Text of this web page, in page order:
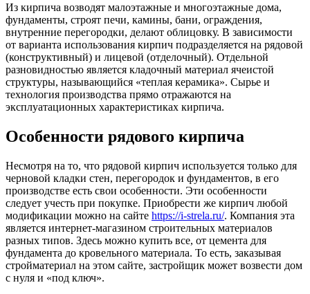
Из кирпича возводят малоэтажные и многоэтажные дома,
фундаменты, строят печи, камины, бани, ограждения,
внутренние перегородки, делают облицовку. В зависимости
от варианта использования кирпич подразделяется на рядовой
(конструктивный) и лицевой (отделочный). Отдельной
разновидностью является кладочный материал ячеистой
структуры, называющийся «теплая керамика». Сырье и
технология производства прямо отражаются на
эксплуатационных характеристиках кирпича.
Особенности рядового кирпича
Несмотря на то, что рядовой кирпич используется только для
черновой кладки стен, перегородок и фундаментов, в его
производстве есть свои особенности. Эти особенности
следует учесть при покупке. Приобрести же кирпич любой
модификации можно на сайте https://i-strela.ru/. Компания эта
является интернет-магазином строительных материалов
разных типов. Здесь можно купить все, от цемента для
фундамента до кровельного материала. То есть, заказывая
стройматериал на этом сайте, застройщик может возвести дом
с нуля и «под ключ».